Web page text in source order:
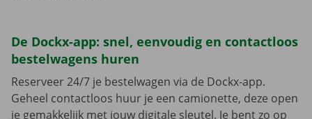
De Dockx-app: snel, eenvoudig en contactloos
bestelwagens huren
Reserveer 24/7 je bestelwagen via de Dockx-app.
Geheel contactloos huur je een camionette, deze open
je gemakkelijk met jouw digitale sleutel. Je bent zo op